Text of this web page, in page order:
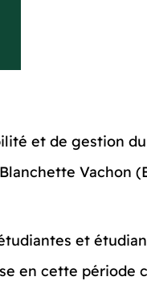
et de gestion
Vachon
et
en cette période